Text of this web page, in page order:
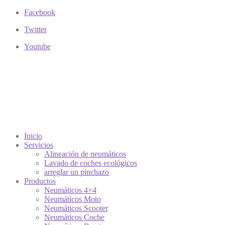
Facebook
Twitter
Youtube
Inicio
Servicios
Alineación de neumáticos
Lavado de coches ecológicos
arreglar un pinchazo
Productos
Neumáticos 4×4
Neumáticos Moto
Neumáticos Scooter
Neumáticos Coche